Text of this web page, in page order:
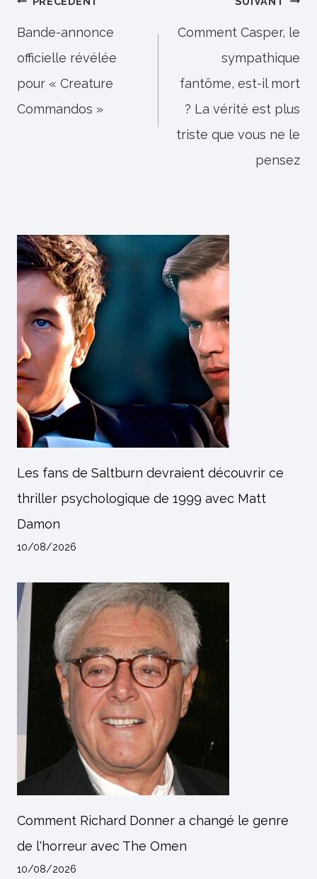
de
l’article
Bande-annonce
officielle révélée
pour « Creature
Commandos »
Comment Casper, le
sympathique
fantôme, est-il mort
? La vérité est plus
triste que vous ne le
pensez
Les fans de Saltburn devraient découvrir ce
thriller psychologique de 1999 avec Matt
Damon
10/08/2026
Comment Richard Donner a changé le genre
de l'horreur avec The Omen
10/08/2026